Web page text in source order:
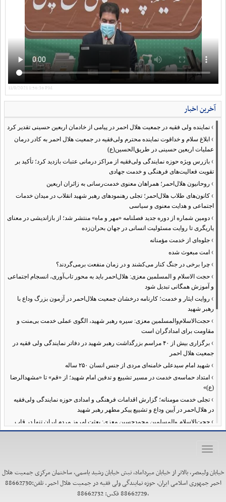
11/9/2021 1:56:36 PM
آخرین اخبار
› نماینده ولی فقیه در جمعیت هلال احمر در پیامی از خادمان اربعین حسینی تقدیر کرد
› ابلاغ سلام و خداقوت نماینده محترم ولی‌فقیه در جمعیت هلال احمر به کادر درمان
عملیات اربعین حسینی در طریق‌الحسین(ع)
› بازرس ویژه حوزه نمایندگی ولی‌فقیه از مراکز درمانی عتبات بازدید کرد؛ تأکید بر
تقویت فعالیت‌های فرهنگی و خدمت جهادی
› روحانیون هلال‌احمر؛ همراهان معنوی خدمت‌رسانی به زائران اربعین
› کانون‌های طلاب هلال‌احمر؛ تجلی رهنمودهای رهبر شهید انقلاب در میدان خدمات
اجتماعی و هدایت معنوی و سیاسی
› دومین شماره از دوره جدید فصلنامه «مهر و ماه» منتشر شد؛ از بازاندیشی در معنای
یاریگری تا روایت مسئولیت انسانی در جهان بحران‌زده
› جلوه‌ای از خدمت مؤمنانه
› امت مبعوث شده
› چرا برخی در جنگ کنار می‌کشند و در زمان منفعت برمی‌گردند؟
› حجت الاسلام و المسلمین معزی: هلال‌احمر باید به محور تاب‌آوری، انسجام اجتماعی
و آموزش همگانی تبدیل شود
› روایت ایثار و خدمت؛ کارنامه درخشان جمعیت هلال‌احمر در آزمون بزرگ وداع با
رهبر شهید
› حجت‌الاسلام‌والمسلمین معزی: سیره رهبر شهید، الگوی عملی خدمت بی‌منت و
مقاومت برای امدادگران است
›
برگزاری بیش از ۴۰ مراسم بزرگداشت رهبر شهید در دفاتر نمایندگی ولی فقیه در
جمعیت هلال احمر
› شهید امام سیدعلی خامنه‌ای مردی از جنس انسان ۲۵۰ ساله
› امتداد حماسه‌ی خدمت در مسیر تشییع و تدفین امام شهید؛ از «قم» تا «مشهدالرضا
(ع)»
› تجلی خدمت مومنانه؛ گزارش اقدامات فرهنگی و امدادی حوزه نمایندگی ولی‌فقیه
در هلال‌احمر در آیین وداع و تشییع پیکر مطهر رهبر شهید
› حجت‌الاسلام والمسلمین محمدحسین معزی: بعثت امروز مردم ایران تنها در قاب
قیام عاشورا قابل تفسیر است
›آمادگی همه‌جانبه معاونت فرهنگی حوزه نمایندگی ولی‌فقیه هلال‌احمر برای
خدمت‌رسانی در مراسم تشییع پیکر مطهر رهبر شهید
هلال‌احمر آغاز شد
› نماینده ولی‌فقیه در هلال‌احمر: حراست اثرگذار، پشتوانه سرمایه اجتماعی است /
هدف حکومت اسلامی، ساخت جامعه‌ای برای «خلیفه‌الله» شدن انسان‌هاست
Toggle
خیابان ولیعصر، بالاتر از خیابان میرداماد، نبش خیابان رشید یاسمی، ساختمان مرکزی جمعیت هلال
احمر جمهوری اسلامی ایران، حوزه نمایندگی ولی فقیه در جمعیت هلال احمر. تلفن:88662730
،88662729 فکس: 88662732